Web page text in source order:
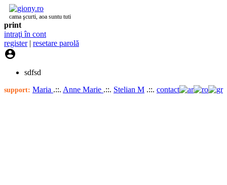
cama şcurti, aoa suntu tuti
print
intraţi în cont
register| resetare parolă

sdfsd
support: Maria .::. Anne Marie .::. Stelian M .::. contact